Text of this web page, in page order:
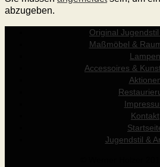
abzugeben.
Original
Maßmöbel &
Lampen
Accessoires &
Kontakt
Jugendstil &